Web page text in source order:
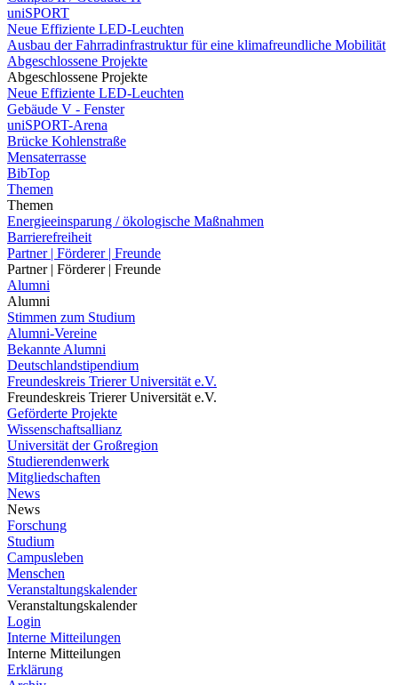
uniSPORT
Neue Effiziente LED-Leuchten
Ausbau der Fahrradinfrastruktur für eine klimafreundliche Mobilität
Abgeschlossene Projekte
Abgeschlossene Projekte
Neue Effiziente LED-Leuchten
Gebäude V - Fenster
uniSPORT-Arena
Brücke Kohlenstraße
Mensaterrasse
BibTop
Themen
Themen
Energieeinsparung / ökologische Maßnahmen
Barrierefreiheit
Partner | Förderer | Freunde
Partner | Förderer | Freunde
Alumni
Alumni
Stimmen zum Studium
Alumni-Vereine
Bekannte Alumni
Deutschlandstipendium
Freundeskreis Trierer Universität e.V.
Freundeskreis Trierer Universität e.V.
Geförderte Projekte
Wissenschaftsallianz
Universität der Großregion
Studierendenwerk
Mitgliedschaften
News
News
Forschung
Studium
Campusleben
Menschen
Veranstaltungskalender
Veranstaltungskalender
Login
Interne Mitteilungen
Interne Mitteilungen
Erklärung